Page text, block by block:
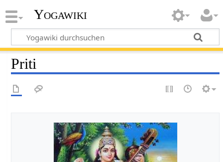
Yogawiki
Priti